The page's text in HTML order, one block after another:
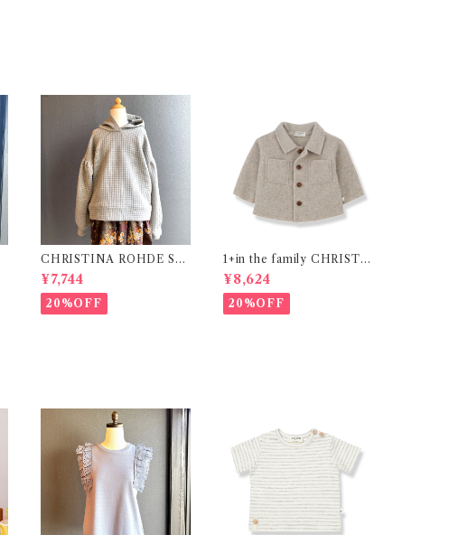
CHRISTINA ROHDE Sw
eat / Grey ( 10~16Y)
¥7,744
20%OFF
1+in the family CHRISTI
NA ( 18m )
¥8,624
20%OFF